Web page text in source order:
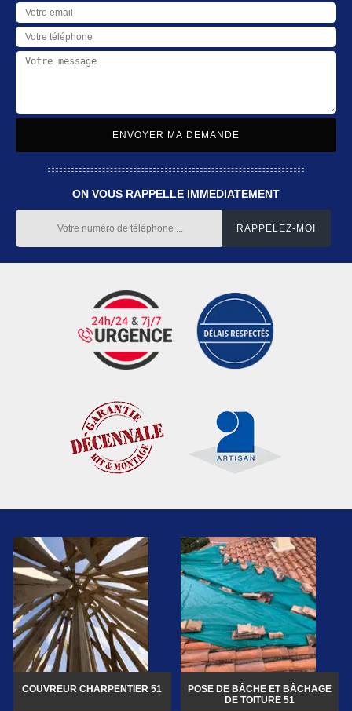
ON VOUS RAPPELLE IMMEDIATEMENT
COUVREUR CHARPENTIER 51
POSE DE BÂCHE ET BÂCHAGE
DE TOITURE 51